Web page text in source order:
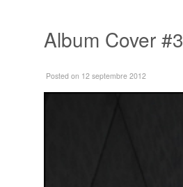
Album Cover #3
Posted on 12 septembre 2012